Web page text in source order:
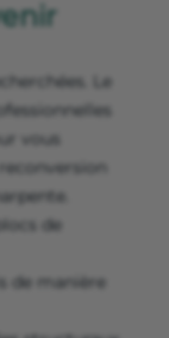
Le
vous
de
de manière